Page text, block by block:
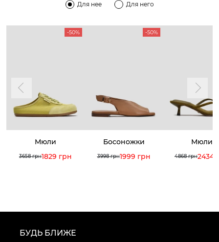
Для нее Для него
-50%
Мюли
3658 грн1829 грн
-50%
Босоножки
3998 грн1999 грн
Мюли
4868 грн2434
БУДЬ БЛИЖЕ